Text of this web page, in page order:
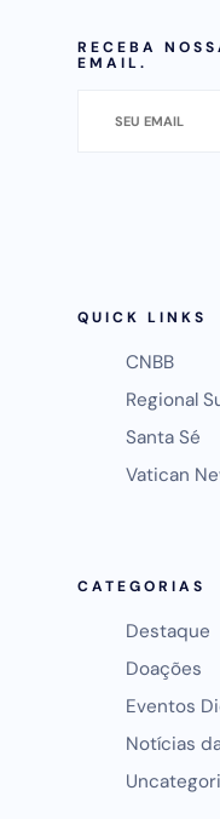
RECEBA
EMAIL.
QUICK LINKS
CNBB
Regional
Santa Sé
Vatican
CATEGORIAS
Destaque
Doações
Eventos
Notícias